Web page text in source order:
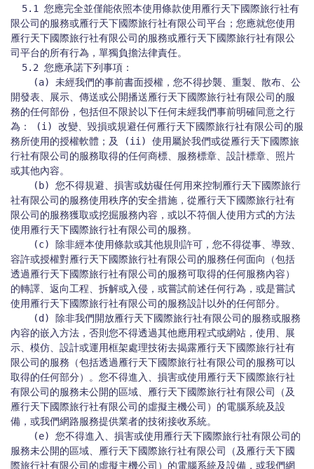
限公司的服務或雁行天下國際旅行社有限公司平台；您應就您使用
雁行天下國際旅行社有限公司的服務或雁行天下國際旅行社有限公
司平台的所有行為，單獨負擔法律責任。
開發表、展示、傳送或公開播送雁行天下國際旅行社有限公司的服
務的任何部份，包括但不限於以下任何未經我們事前明確同意之行
為： (i) 改變、毀損或規避任何雁行天下國際旅行社有限公司的服
務所使用的授權軟體；及 (ii) 使用屬於我們或從雁行天下國際旅
行社有限公司的服務取得的任何商標、服務標章、設計標章、照片
或其他內容。
社有限公司的服務使用秩序的安全措施，從雁行天下國際旅行社有
限公司的服務獲取或挖掘服務內容，或以不符個人使用方式的方法
使用雁行天下國際旅行社有限公司的服務。
容許或授權對雁行天下國際旅行社有限公司的服務任何面向（包括
透過雁行天下國際旅行社有限公司的服務可取得的任何服務內容）
的轉譯、返向工程、拆解或入侵，或嘗試前述任何行為，或是嘗試
使用雁行天下國際旅行社有限公司的服務設計以外的任何部分。
內容的嵌入方法，否則您不得透過其他應用程式或網站，使用、展
示、模仿、設計或運用框架處理技術去揭露雁行天下國際旅行社有
限公司的服務（包括透過雁行天下國際旅行社有限公司的服務可以
取得的任何部分）。您不得進入、損害或使用雁行天下國際旅行社
有限公司的服務未公開的區域、雁行天下國際旅行社有限公司（及
雁行天下國際旅行社有限公司的虛擬主機公司）的電腦系統及設
備，或我們網路服務提供業者的技術接收系統。
服務未公開的區域、雁行天下國際旅行社有限公司（及雁行天下國
際旅行社有限公司的虛擬主機公司）的電腦系統及設備，或我們網